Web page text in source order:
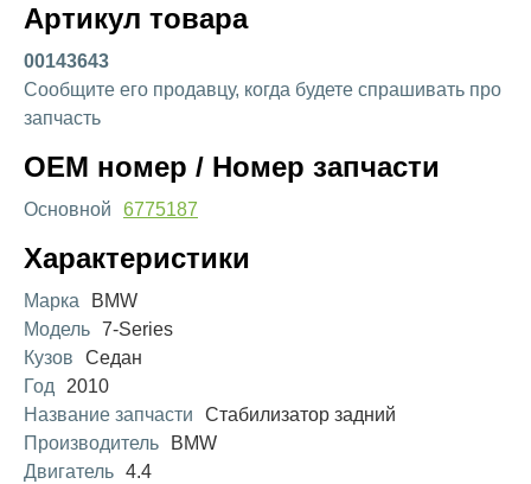
Артикул товара
00143643
Сообщите его продавцу, когда будете спрашивать про
запчасть
OEM номер / Номер запчасти
Основной 6775187
Характеристики
Марка
BMW
Модель 7-Series
Кузов
Седан
Год
2010
Название запчасти
Стабилизатор задний
Производитель
BMW
Двигатель 4.4